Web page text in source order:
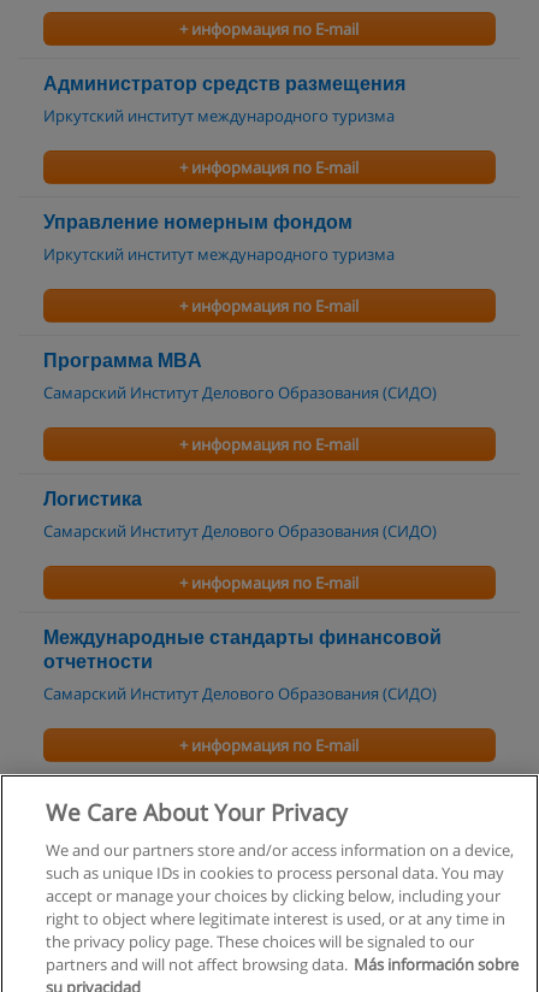
+ информация по E-mail
Администратор средств размещения
Иркутский институт международного туризма
+ информация по E-mail
Управление номерным фондом
Иркутский институт международного туризма
+ информация по E-mail
Программа MBA
Самарский Институт Делового Образования (СИДО)
+ информация по E-mail
Логистика
Самарский Институт Делового Образования (СИДО)
+ информация по E-mail
Международные стандарты финансовой
отчетности
Самарский Институт Делового Образования (СИДО)
+ информация по E-mail
Оценочная деятельность
+ информация по E-mail
We Care About Your Privacy
We and our partners store and/or access information on a device,
such as unique IDs in cookies to process personal data. You may
accept or manage your choices by clicking below, including your
right to object where legitimate interest is used, or at any time in
the privacy policy page. These choices will be signaled to our
partners and will not affect browsing data. Más información sobre
su privacidad